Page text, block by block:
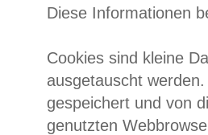
Diese Informationen
Cookies sind kleine
ausgetauscht
gespeichert und von
genutzten